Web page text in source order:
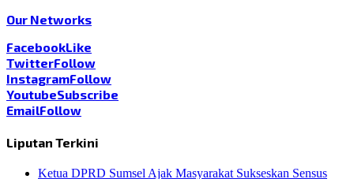
Our Networks
FacebookLike
TwitterFollow
InstagramFollow
YoutubeSubscribe
EmailFollow
Liputan Terkini
Ketua DPRD Sumsel Ajak Masyarakat Sukseskan Sensus